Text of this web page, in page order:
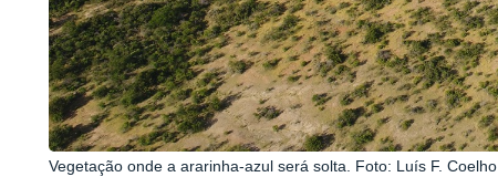
Vegetação onde a ararinha-azul será solta. Foto: Luís F. Coelho